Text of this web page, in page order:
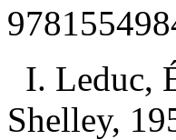
I. Leduc,
Shelley,